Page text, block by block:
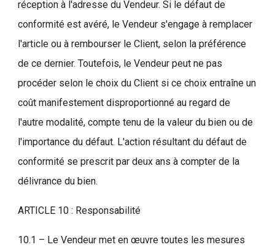
réception à l'adresse du Vendeur. Si le défaut de
conformité est avéré, le Vendeur s'engage à remplacer
l'article ou à rembourser le Client, selon la préférence
de ce dernier. Toutefois, le Vendeur peut ne pas
procéder selon le choix du Client si ce choix entraîne un
coût manifestement disproportionné au regard de
l'autre modalité, compte tenu de la valeur du bien ou de
l'importance du défaut. L'action résultant du défaut de
conformité se prescrit par deux ans à compter de la
délivrance du bien.
ARTICLE 10 : Responsabilité
10.1 – Le Vendeur met en œuvre toutes les mesures